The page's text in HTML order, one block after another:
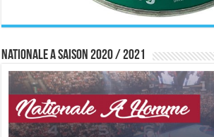
Nationale A saison 2020 / 2021